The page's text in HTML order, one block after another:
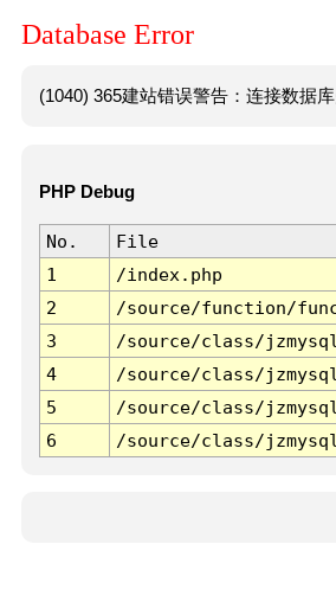
Database Error
(1040) 365建站错误警告：连接数据
PHP Debug
No. File
1
/index.php
2
/source/function/
3
/source/class/
4
/source/class/
5
/source/class/
6
/source/class/